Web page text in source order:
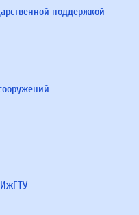
поддержкой